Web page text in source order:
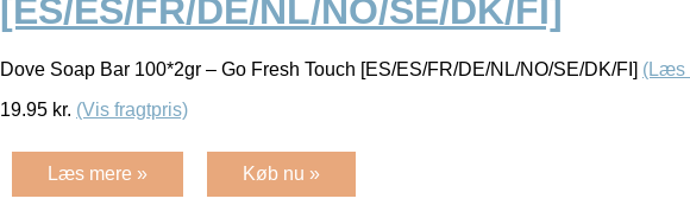
[ES/ES/FR/DE/NL/NO/SE/DK/FI]
Dove Soap Bar 100*2gr – Go Fresh Touch [ES/ES/FR/DE/NL/NO/SE/DK/FI] (Læs
19.95 kr. (Vis fragtpris)
Læs mere » Køb nu »